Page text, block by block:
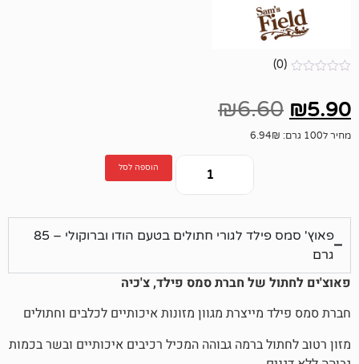
₪
הוספה לסל
פאוץ' סמס פילד לגורי חתולים בטעם הודו וברוקולי – 85
של חברת סמס פילד, צ'כיה
מגוון מזונות איכותיים לכלבים וחתולים
ברמה גבוהה המכיל רכיבים איכותיים ובשר בכמות